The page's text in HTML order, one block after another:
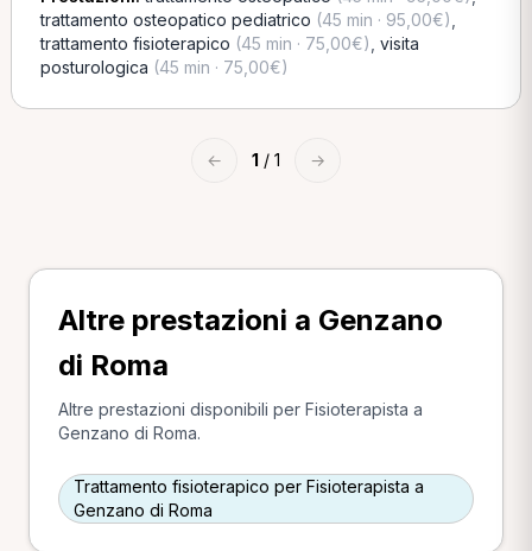
trattamento osteopatico pediatrico (45 min · 95,00€)
trattamento fisioterapico (45 min · 75,00€) visita
posturologica (45 min · 75,00€)
← 1 / 1 →
Altre prestazioni a Genzano
di Roma
Altre prestazioni disponibili per Fisioterapista a
Genzano di Roma.
Trattamento fisioterapico per Fisioterapista a
Genzano di Roma